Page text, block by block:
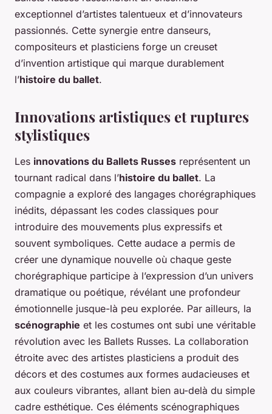
exceptionnel d’artistes talentueux et d’innovateurs
passionnés. Cette synergie entre danseurs,
compositeurs et plasticiens forge un creuset
d’invention artistique qui marque durablement
l’histoire du ballet.
Innovations artistiques et ruptures
stylistiques
Les innovations du Ballets Russes représentent un
tournant radical dans l’histoire du ballet. La
compagnie a exploré des langages chorégraphiques
inédits, dépassant les codes classiques pour
introduire des mouvements plus expressifs et
souvent symboliques. Cette audace a permis de
créer une dynamique nouvelle où chaque geste
chorégraphique participe à l’expression d’un univers
dramatique ou poétique, révélant une profondeur
émotionnelle jusque-là peu explorée. Par ailleurs, la
scénographie et les costumes ont subi une véritable
révolution avec les Ballets Russes. La collaboration
étroite avec des artistes plasticiens a produit des
décors et des costumes aux formes audacieuses et
aux couleurs vibrantes, allant bien au-delà du simple
cadre esthétique. Ces éléments scénographiques